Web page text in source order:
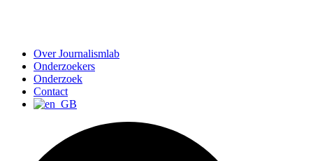
Over Journalismlab
Onderzoekers
Onderzoek
Contact